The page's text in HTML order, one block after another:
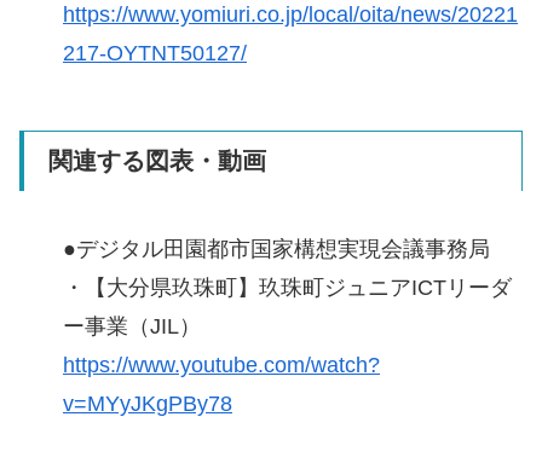
https://www.yomiuri.co.jp/local/oita/news/20221
217-OYTNT50127/
関連する図表・動画
●デジタル田園都市国家構想実現会議事務局
・【大分県玖珠町】玖珠町ジュニアICTリーダ
ー事業（JIL）
https://www.youtube.com/watch?
v=MYyJKgPBy78